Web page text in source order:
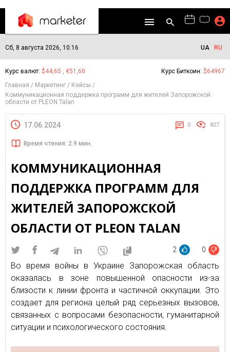
Сб, 8 августа 2026, 10:16 UA RU
Курс валют: $44,65 , €51,60 Курс Биткоин: $64967
Главная
Маркетинг
Кейсы
Коммуникационная поддержка программ для жителей Запорожской
области от PLEON Talan
17.06.2024 0 827
Время чтения: 2.9 мин.
КОММУНИКАЦИОННАЯ
ПОДДЕРЖКА ПРОГРАММ ДЛЯ
ЖИТЕЛЕЙ ЗАПОРОЖСКОЙ
ОБЛАСТИ ОТ PLEON TALAN
2 0
Во время войны в Украине Запорожская область
оказалась в зоне повышенной опасности из-за
близости к линии фронта и частичной оккупации. Это
создает для региона целый ряд серьезных вызовов,
связанных с вопросами безопасности, гуманитарной
ситуации и психологического состояния.